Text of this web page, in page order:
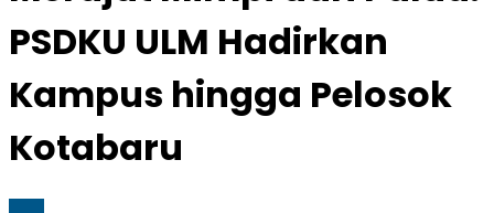
PSDKU ULM Hadirkan
Kampus hingga Pelosok
Kotabaru